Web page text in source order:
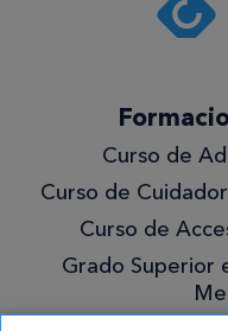
privacidad .*
¡Quiero
mejor!
Curso de
Curso de
Curso de
Grado Superior